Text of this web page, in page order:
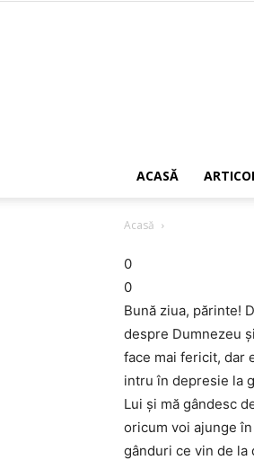
ACASĂ
Acasă
0
0
Bună ziua, părinte!
despre Dumnezeu
face mai fericit, dar
intru în depresie la
Lui și mă gândesc
oricum voi ajunge
gânduri ce vin de la